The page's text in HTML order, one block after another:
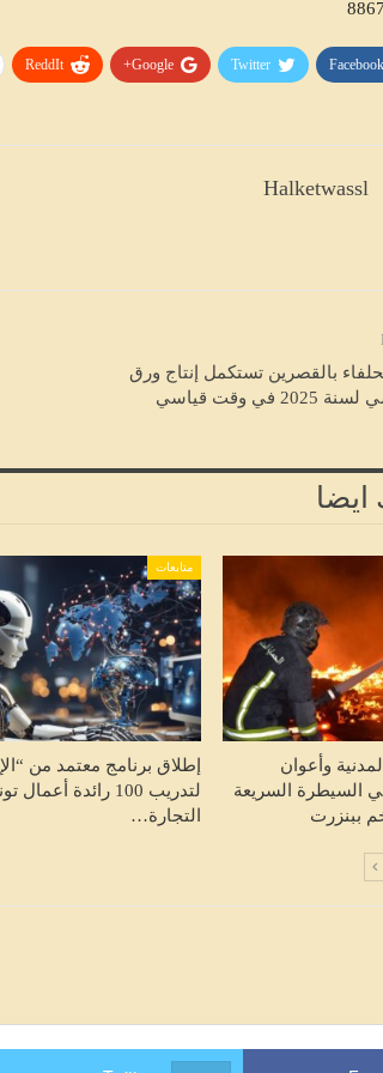
Facebook
Twitter
Google+
ReddIt
Halketwassl
بالقصرين تستكمل إنتاج ورق
في وقت قياسي
ايضا
وأعوان
السيطرة السريعة
ببنزرت
متابعات
إطلاق برنامج معتمد من
لتدريب 100 رائدة
التجارة…
الأسواق…